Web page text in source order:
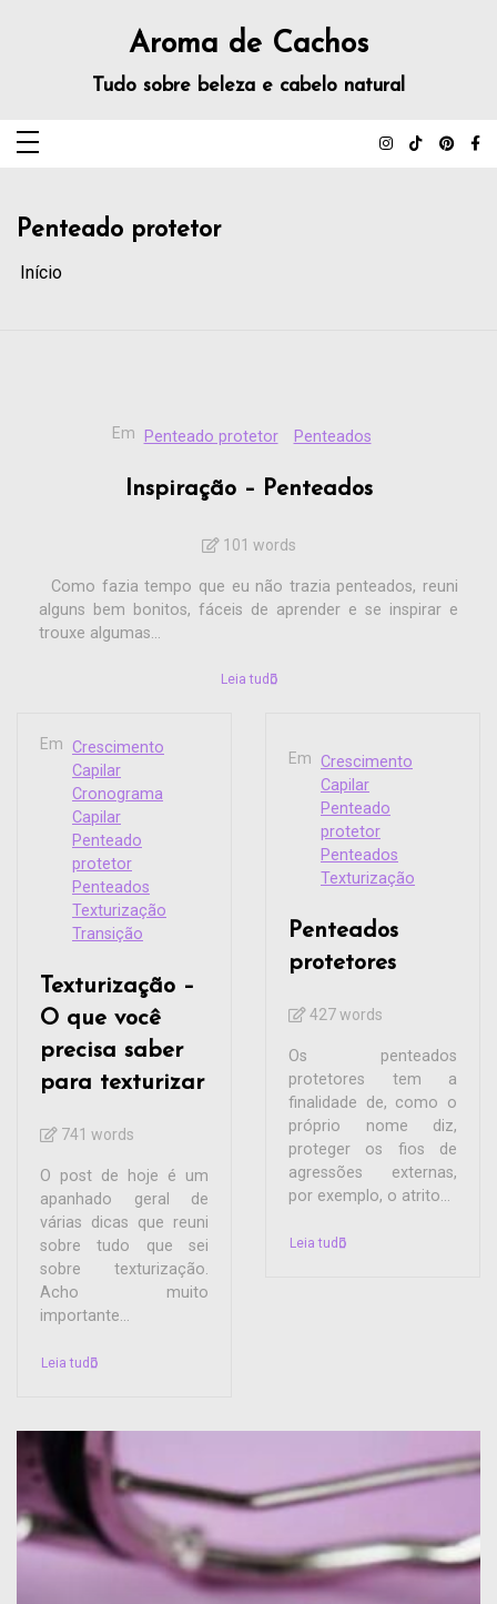
Aroma de Cachos
Tudo sobre beleza e cabelo natural
Penteado protetor
Início
Em Penteado protetor Penteados
Inspiração – Penteados
101 words
Como fazia tempo que eu não trazia penteados, reuni
alguns bem bonitos, fáceis de aprender e se inspirar e
trouxe algumas...
Leia tudo
Em Crescimento
Capilar
Cronograma
Capilar
Penteado
protetor
Penteados
Texturização
Transição
Texturização –
O que você
precisa saber
para texturizar
741 words
O post de hoje é um
apanhado geral de
várias dicas que reuni
sobre tudo que sei
sobre texturização.
Acho muito
importante...
Leia tudo
Em Crescimento
Capilar
Penteado
protetor
Penteados
Texturização
Penteados
protetores
427 words
Os penteados
protetores tem a
finalidade de, como o
próprio nome diz,
proteger os fios de
agressões externas,
por exemplo, o atrito...
Leia tudo